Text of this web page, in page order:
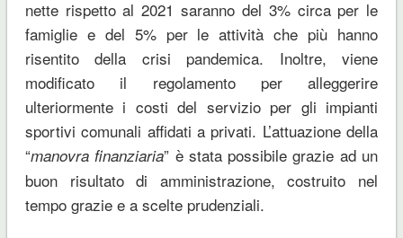
nette rispetto al 2021 saranno del 3% circa per le
famiglie e del 5% per le attività che più hanno
risentito della crisi pandemica. Inoltre, viene
modificato il regolamento per alleggerire
ulteriormente i costi del servizio per gli impianti
sportivi comunali affidati a privati. L’attuazione della
“manovra finanziaria” è stata possibile grazie ad un
buon risultato di amministrazione, costruito nel
tempo grazie e a scelte prudenziali.